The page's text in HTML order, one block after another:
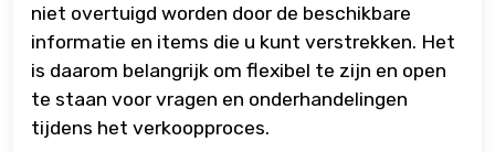
niet overtuigd worden door de beschikbare
informatie en items die u kunt verstrekken. Het
is daarom belangrijk om flexibel te zijn en open
te staan voor vragen en onderhandelingen
tijdens het verkoopproces.